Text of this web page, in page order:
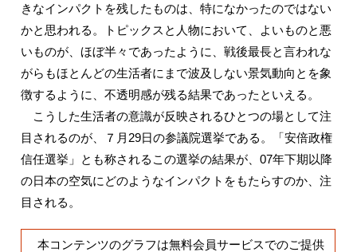
きなインパクトを残したものは、特になかったのではない
かと思われる。トピックスと人物において、よいものと悪
いものが、ほぼ半々であったように、戦後最長と言われな
がらもほとんどの生活者にまで波及しない景気動向とを象
徴するように、不透明感が残る結果であったといえる。
こうした生活者の意識が反映されるひとつの場として注
目されるのが、７月29日の参議院選挙である。「安倍政権
信任選挙」とも称されるこの選挙の結果が、07年下期以降
の日本の空気にどのようなインパクトをもたらすのか、注
目される。
本コンテンツのグラフは無料会員サービスでのご提供